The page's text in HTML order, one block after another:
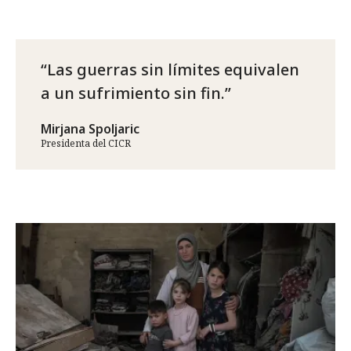
Las guerras sin límites equivalen
a un sufrimiento sin fin.
Mirjana Spoljaric
Presidenta del CICR